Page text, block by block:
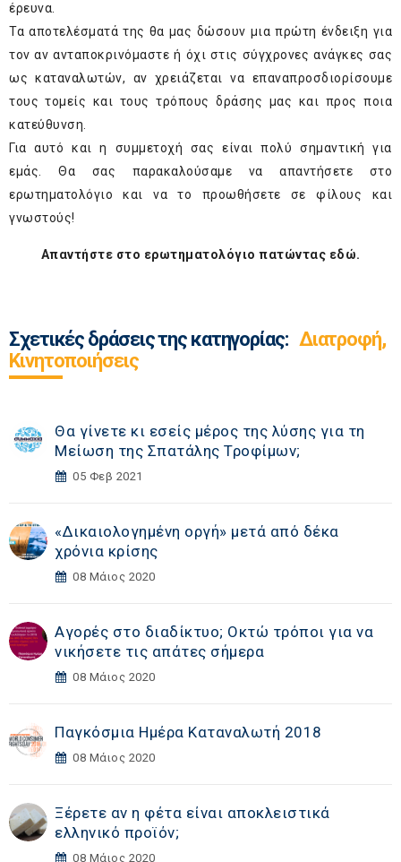
έρευνα.
Τα αποτελέσματά της θα μας δώσουν μια πρώτη ένδειξη για
τον αν ανταποκρινόμαστε ή όχι στις σύγχρονες ανάγκες σας
ως καταναλωτών, αν χρειάζεται να επαναπροσδιορίσουμε
τους τομείς και τους τρόπους δράσης μας και προς ποια
κατεύθυνση.
Για αυτό και η συμμετοχή σας είναι πολύ σημαντική για
εμάς. Θα σας παρακαλούσαμε να απαντήσετε στο
ερωτηματολόγιο και να το προωθήσετε σε φίλους και
γνωστούς!
Απαντήστε στο ερωτηματολόγιο πατώντας εδώ.
Σχετικές δράσεις της κατηγορίας: Διατροφή,
Κινητοποιήσεις
Θα γίνετε κι εσείς μέρος της λύσης για τη
Μείωση της Σπατάλης Τροφίμων;
05 Φεβ 2021
«Δικαιολογημένη οργή» μετά από δέκα
χρόνια κρίσης
08 Μάιος 2020
Αγορές στο διαδίκτυο; Οκτώ τρόποι για να
νικήσετε τις απάτες σήμερα
08 Μάιος 2020
Παγκόσμια Ημέρα Καταναλωτή 2018
08 Μάιος 2020
Ξέρετε αν η φέτα είναι αποκλειστικά
ελληνικό προϊόν;
08 Μάιος 2020